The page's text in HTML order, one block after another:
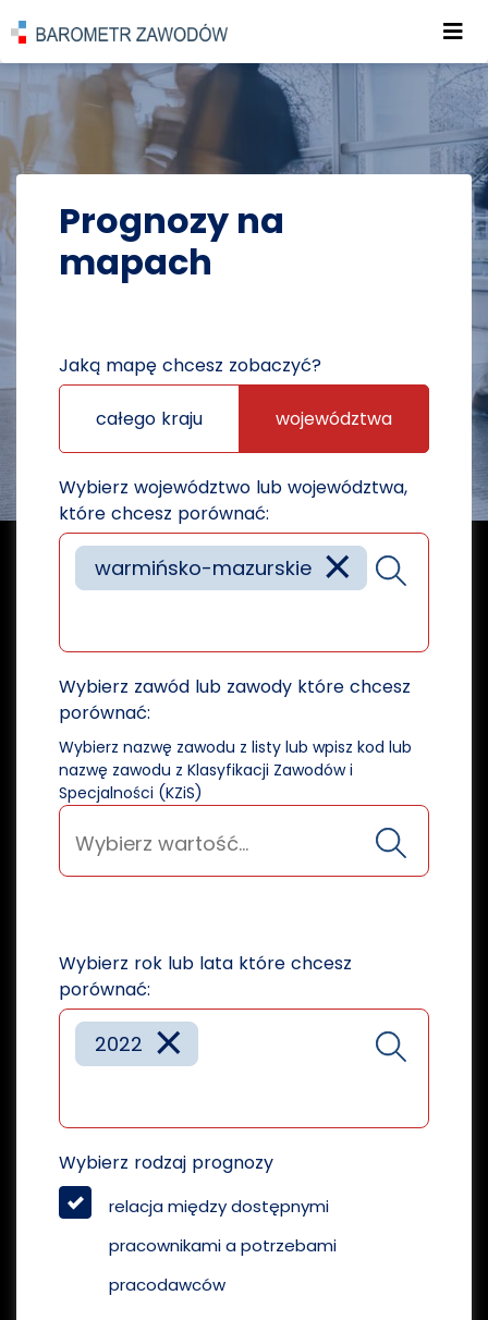
POWRÓT DO STRONY GŁÓWNEJ
PROGNOZY PROGNOZY NA MAPACH
Prognozy na
mapach
Jaką mapę chcesz zobaczyć?
całego kraju województwa
Wybierz województwo lub województwa,
które chcesz porównać:
×
warmińsko-mazurskie
Wybierz zawód lub zawody które chcesz
porównać:
Wybierz nazwę zawodu z listy lub wpisz kod lub
nazwę zawodu z Klasyfikacji Zawodów i
Specjalności (KZiS)
Wybierz rok lub lata które chcesz
porównać:
×
2022
Wybierz rodzaj prognozy
relacja między dostępnymi
pracownikami a potrzebami
pracodawców